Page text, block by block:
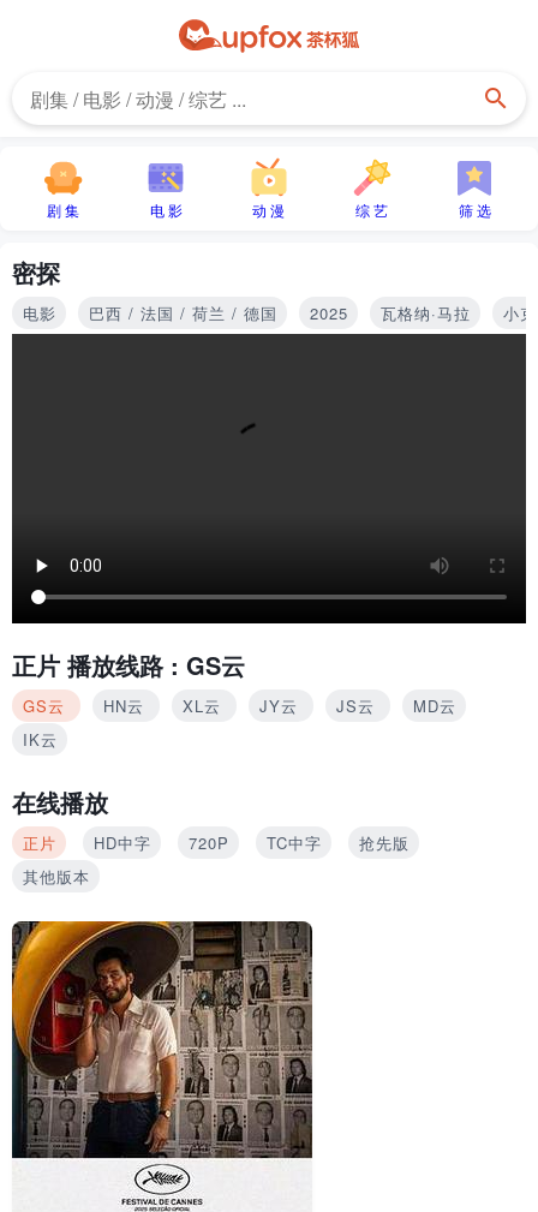
剧 集 电 影 动 漫 综 艺 筛 选
密探
电影 巴西 / 法国 / 荷兰 / 德国 2025 瓦格纳·马拉 小
正片 播放线路 : GS云
GS云 HN云 XL云 JY云 JS云
MD云
IK云
在线播放
正片 HD中字 720P TC中字
抢先版
其他版本